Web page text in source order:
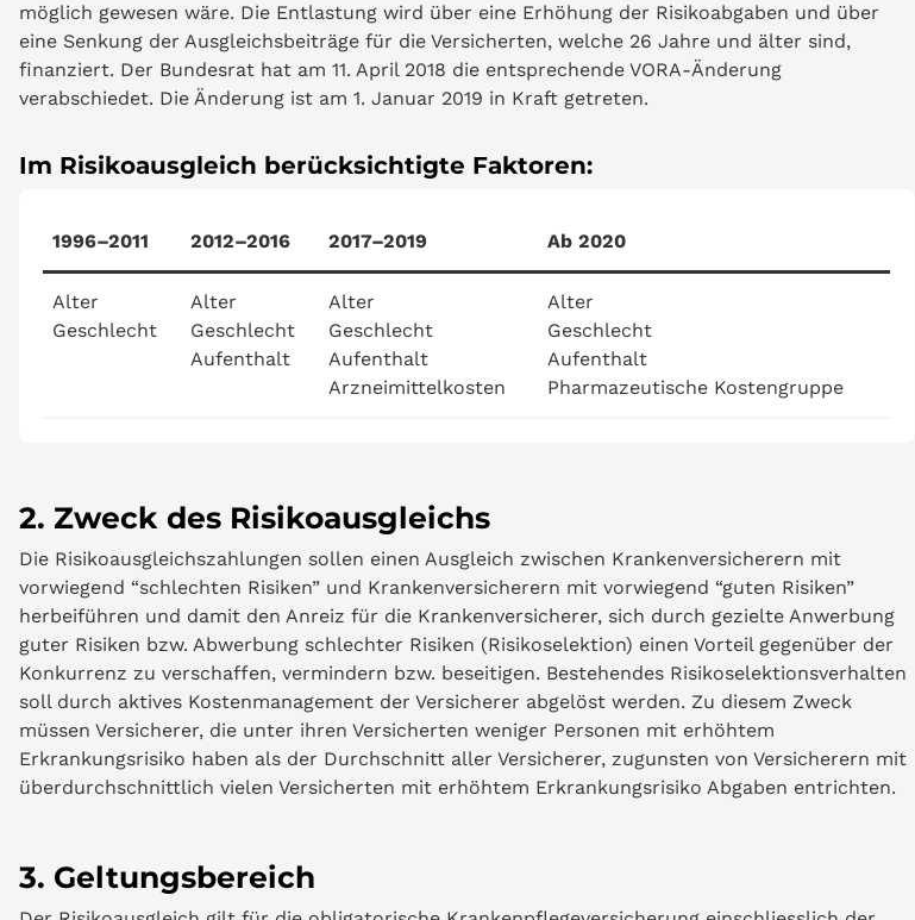
möglich gewesen wäre. Die Entlastung wird über eine Erhöhung der Risikoabgaben und über
eine Senkung der Ausgleichsbeiträge für die Versicherten, welche 26 Jahre und älter sind,
finanziert. Der Bundesrat hat am 11. April 2018 die entsprechende VORA-Änderung
verabschiedet. Die Änderung ist am 1. Januar 2019 in Kraft getreten.
Im Risikoausgleich berücksichtigte Faktoren:
1996–2011 2012–2016 2017–2019 Ab 2020
Alter
Geschlecht
Alter
Geschlecht
Aufenthalt
Alter
Geschlecht
Aufenthalt
Arzneimittelkosten
Alter
Geschlecht
Aufenthalt
Pharmazeutische Kostengruppe
2. Zweck des Risikoausgleichs
Die Risikoausgleichszahlungen sollen einen Ausgleich zwischen Krankenversicherern mit
vorwiegend “schlechten Risiken” und Krankenversicherern mit vorwiegend “guten Risiken”
herbeiführen und damit den Anreiz für die Krankenversicherer, sich durch gezielte Anwerbung
guter Risiken bzw. Abwerbung schlechter Risiken (Risikoselektion) einen Vorteil gegenüber der
Konkurrenz zu verschaffen, vermindern bzw. beseitigen. Bestehendes Risikoselektionsverhalten
soll durch aktives Kostenmanagement der Versicherer abgelöst werden. Zu diesem Zweck
müssen Versicherer, die unter ihren Versicherten weniger Personen mit erhöhtem
Erkrankungsrisiko haben als der Durchschnitt aller Versicherer, zugunsten von Versicherern mit
überdurchschnittlich vielen Versicherten mit erhöhtem Erkrankungsrisiko Abgaben entrichten.
3. Geltungsbereich